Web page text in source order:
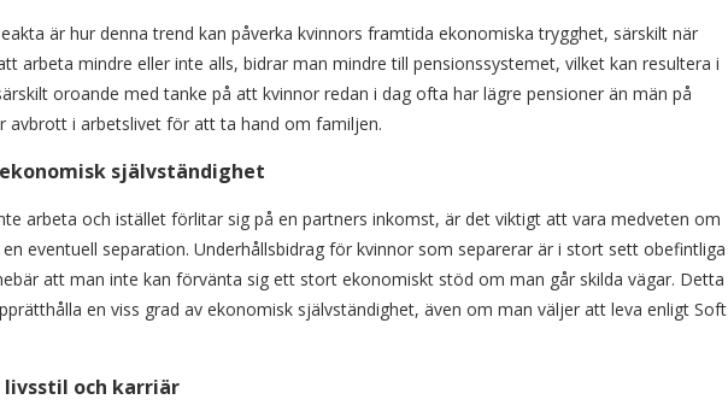
är hur denna trend kan påverka kvinnors framtida ekonomiska trygghet, särskilt när
arbeta mindre eller inte alls, bidrar man mindre till pensionssystemet, vilket kan resultera i
oroande med tanke på att kvinnor redan i dag ofta har lägre pensioner än män på
avbrott i arbetslivet för att ta hand om familjen.
självständighet
arbeta och istället förlitar sig på en partners inkomst, är det viktigt att vara medveten om
eventuell separation. Underhållsbidrag för kvinnor som separerar är i stort sett obefintliga
att man inte kan förvänta sig ett stort ekonomiskt stöd om man går skilda vägar. Detta
en viss grad av ekonomisk självständighet, även om man väljer att leva enligt Soft
och karriär